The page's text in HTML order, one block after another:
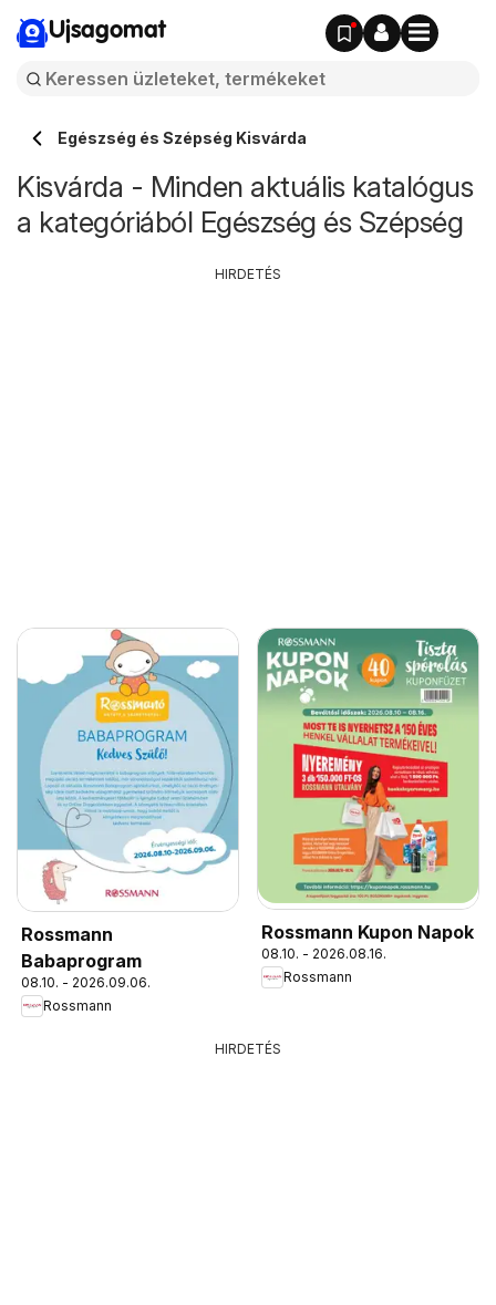
Ujsagomat
Egészség és Szépség Kisvárda
Kisvárda - Minden aktuális katalógus
a kategóriából Egészség és Szépség
Rossmann
Babaprogram
08.10. - 2026.09.06.
Rossmann
Rossmann Kupon Napok
08.10. - 2026.08.16.
Rossmann
HIRDETÉS
HIRDETÉS